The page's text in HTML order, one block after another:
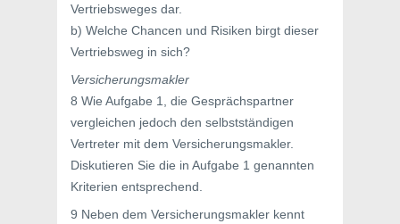
Vertriebsweges dar.
b) Welche Chancen und Risiken birgt dieser
Vertriebsweg in sich?
Versicherungsmakler
8 Wie Aufgabe 1, die Gesprächspartner
vergleichen jedoch den selbstständigen
Vertreter mit dem Versicherungsmakler.
Diskutieren Sie die in Aufgabe 1 genannten
Kriterien entsprechend.
9 Neben dem Versicherungsmakler kennt